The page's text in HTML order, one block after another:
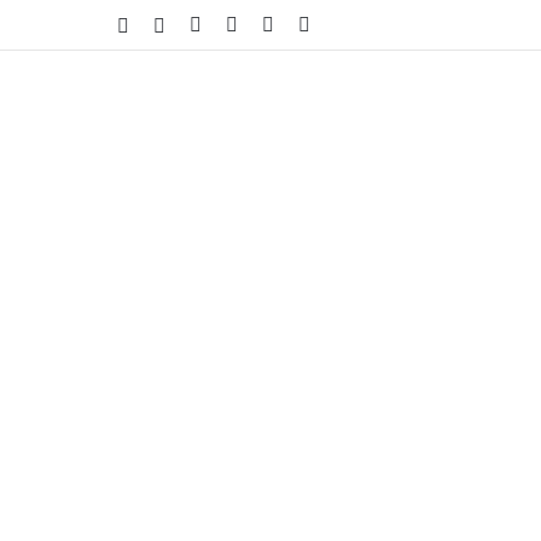
فيسبوك لينكدإنانستقرامتسجيل الدخول